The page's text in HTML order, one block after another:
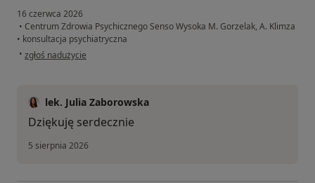
16 czerwca 2026
• Centrum Zdrowia Psychicznego Senso Wysoka M. Gorzelak, A. Klimza
• konsultacja psychiatryczna
• w opinii użytkownika Magdalena
zgłoś nadużycie
lek. Julia Zaborowska
Dziękuję serdecznie
5 sierpnia 2026